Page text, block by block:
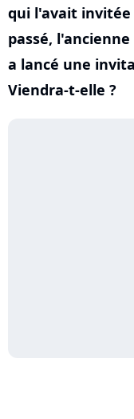
qui l'avait invitée
passé,
a lancé une
Viendra-t-elle ?